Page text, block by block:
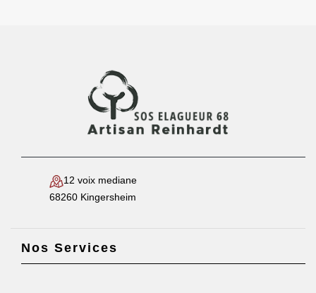
12 voix mediane
68260 Kingersheim
Nos Services